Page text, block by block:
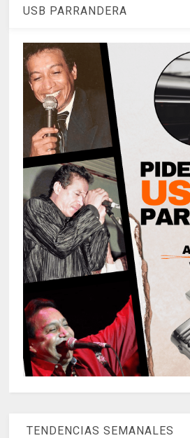
USB PARRANDERA
TENDENCIAS SEMANALES